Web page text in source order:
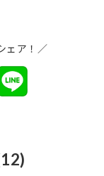
ェア！／